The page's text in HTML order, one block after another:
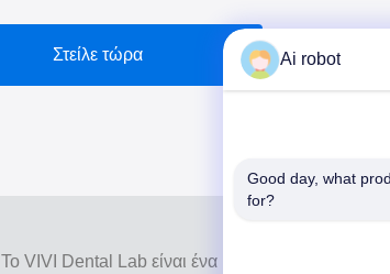
Στείλε τώρα
Το VIVI Dental Lab είναι ένα υψηλού επιπέδου
Ai robot
Good day, what
for?